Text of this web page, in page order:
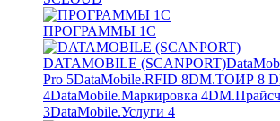
ПРОГРАММЫ 1С
DATAMOBILE (SCANPORT)
Pro 5DataMobile.RFID 8DM.ТОИР 8
4DataMobile.Маркировка 4
3DataMobile.Услуги 4